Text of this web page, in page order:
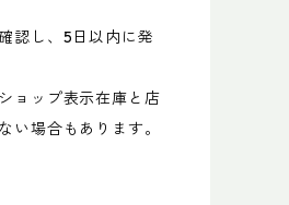
認し、5日以内に発
ョップ表示在庫と店
い場合もあります。